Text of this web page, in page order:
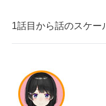
1話目から話のスケー